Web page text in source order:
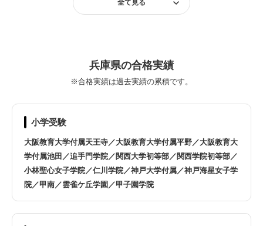
伊丹市 加古川市
川西市
高砂市 宝塚市
西宮市
全て見る
兵庫県の合格実績
※合格実績は過去実績の累積です。
小学受験
大阪教育大学付属天王寺／大阪教育大学付属平野／大阪教育大
学付属池田／追手門学院／関西大学初等部／関西学院初等部／
小林聖心女子学院／仁川学院／神戸大学付属／神戸海星女子学
院／甲南／雲雀ケ丘学園／甲子園学院